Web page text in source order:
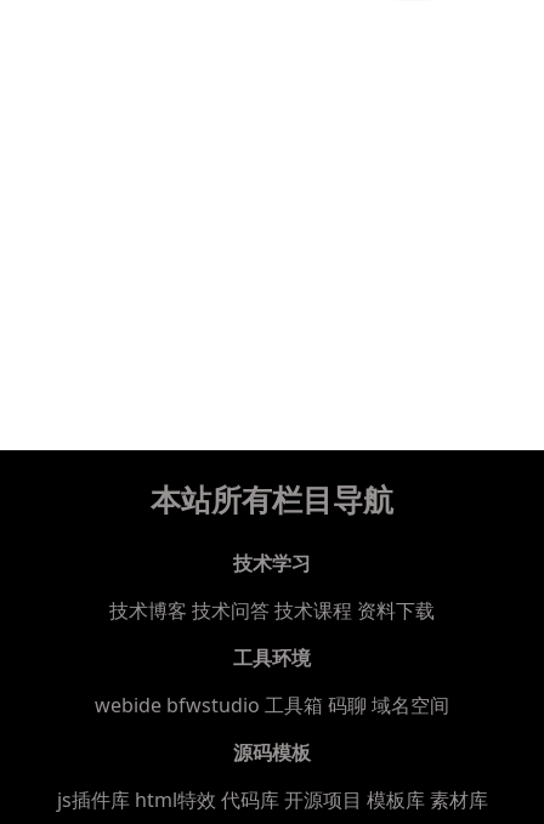
本站所有栏目导航
技术学习
技术博客 技术问答技术课程 资料下载
工具环境
webide bfwstudio 工具箱 码聊 域名空间
源码模板
js插件库 html特效 代码库 开源项目 模板库 素材库